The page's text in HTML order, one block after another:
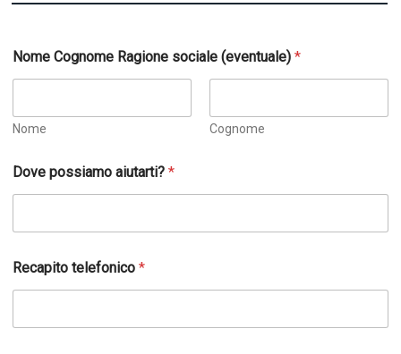
Nome Cognome Ragione sociale (eventuale)*
Nome Cognome
Dove possiamo aiutarti?*
Recapito telefonico*